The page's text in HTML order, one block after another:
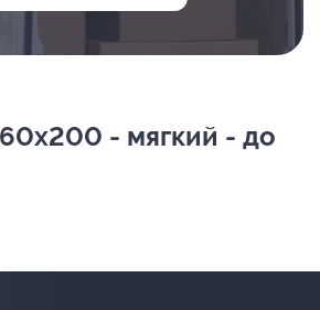
- мягкий - до